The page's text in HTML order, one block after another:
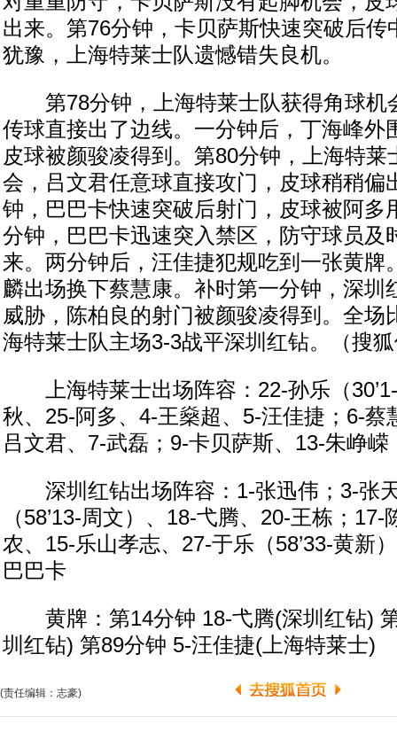
出来。第76分钟，卡贝萨斯快速突破后传
犹豫，上海特莱士队遗憾错失良机。
第78分钟，上海特莱士队获得角球机
传球直接出了边线。一分钟后，丁海峰外
皮球被颜骏凌得到。第80分钟，上海特莱
会，吕文君任意球直接攻门，皮球稍稍偏
钟，巴巴卡快速突破后射门，皮球被阿多
分钟，巴巴卡迅速突入禁区，防守球员及
来。两分钟后，汪佳捷犯规吃到一张黄牌
麟出场换下蔡慧康。补时第一分钟，深圳
威胁，陈柏良的射门被颜骏凌得到。全场
海特莱士队主场3-3战平深圳红钻。（搜
上海特莱士出场阵容：22-孙乐（
秋、25-阿多、4-王燊超、5-汪佳捷；6-蔡
吕文君、7-武磊；9-卡贝萨斯、13-朱峥嵘
深圳红钻出场阵容：1-张迅伟；3-张
（58’13-周文）、18-弋腾、20-王栋；
农、15-乐山孝志、27-于乐（58’33-黄新
巴巴卡
黄牌：第14分钟 18-弋腾(深圳红钻)
圳红钻) 第89分钟 5-汪佳捷(上海特莱士)
(责任编辑：志豪)